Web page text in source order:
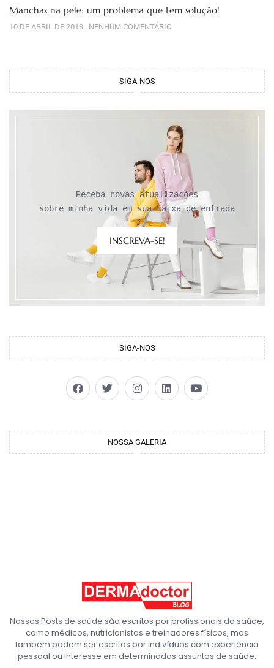
Manchas na pele: um problema que tem solução!
10 DE ABRIL DE 2013 NENHUM COMENTÁRIO
SIGA-NOS
Receba novas atualizações
sobre minha vida em sua caixa de entrada
INSCREVA-SE!
SIGA-NOS
NOSSA GALERIA
Nossos Posts de saúde são escritos por profissionais da saúde,
como médicos, nutricionistas e treinadores físicos, mas
também podem ser escritos por indivíduos com experiência
pessoal ou interesse em determinados assuntos de saúde.